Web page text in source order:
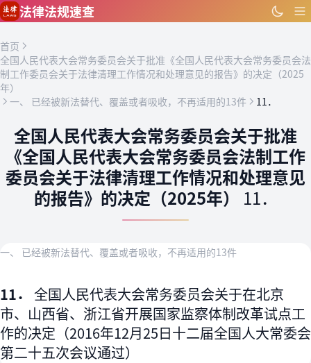
跳到主要内容
法律法规速查
首页
全国人民代表大会常务委员会关于批准《全国人民代表大会常务委员会法
制工作委员会关于法律清理工作情况和处理意见的报告》的决定（2025
年）
一、 已经被新法替代、覆盖或者吸收，不再适用的13件
11．
全国人民代表大会常务委员会关于批准
《全国人民代表大会常务委员会法制工作
委员会关于法律清理工作情况和处理意见
的报告》的决定（2025年） 11．
一、 已经被新法替代、覆盖或者吸收，不再适用的13件
11． 全国人民代表大会常务委员会关于在北京
市、山西省、浙江省开展国家监察体制改革试点工
作的决定（2016年12月25日十二届全国人大常委会
第二十五次会议通过）